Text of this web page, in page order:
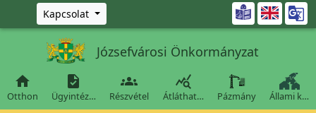
Ugrás a fő tartalomra
Kapcsolat 
Józsefvárosi Önkormányzat

Otthon

Ügyintéz…

Részvétel

Átláthat… Pázmány Állami k…